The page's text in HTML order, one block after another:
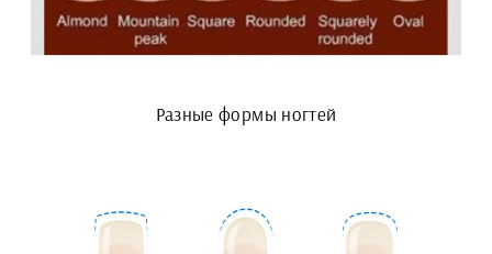
Разные формы ногтей